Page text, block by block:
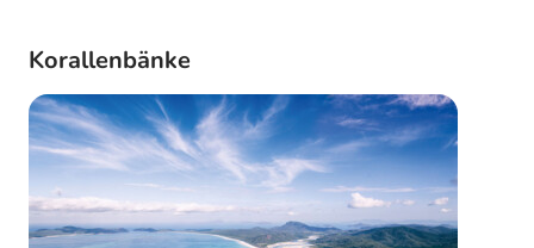
Korallenbänke